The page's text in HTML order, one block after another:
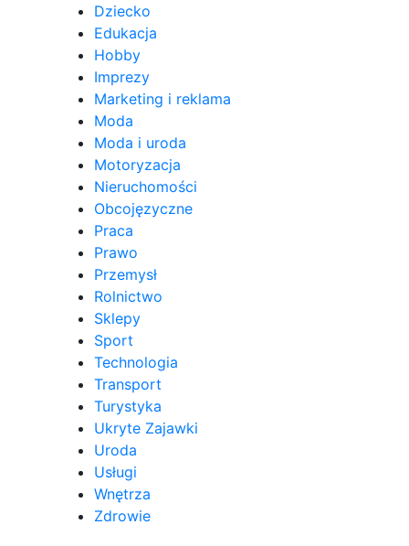
Dziecko
Edukacja
Hobby
Imprezy
Marketing i reklama
Moda
Moda i uroda
Motoryzacja
Nieruchomości
Obcojęzyczne
Praca
Prawo
Przemysł
Rolnictwo
Sklepy
Sport
Technologia
Transport
Turystyka
Ukryte Zajawki
Uroda
Usługi
Wnętrza
Zdrowie